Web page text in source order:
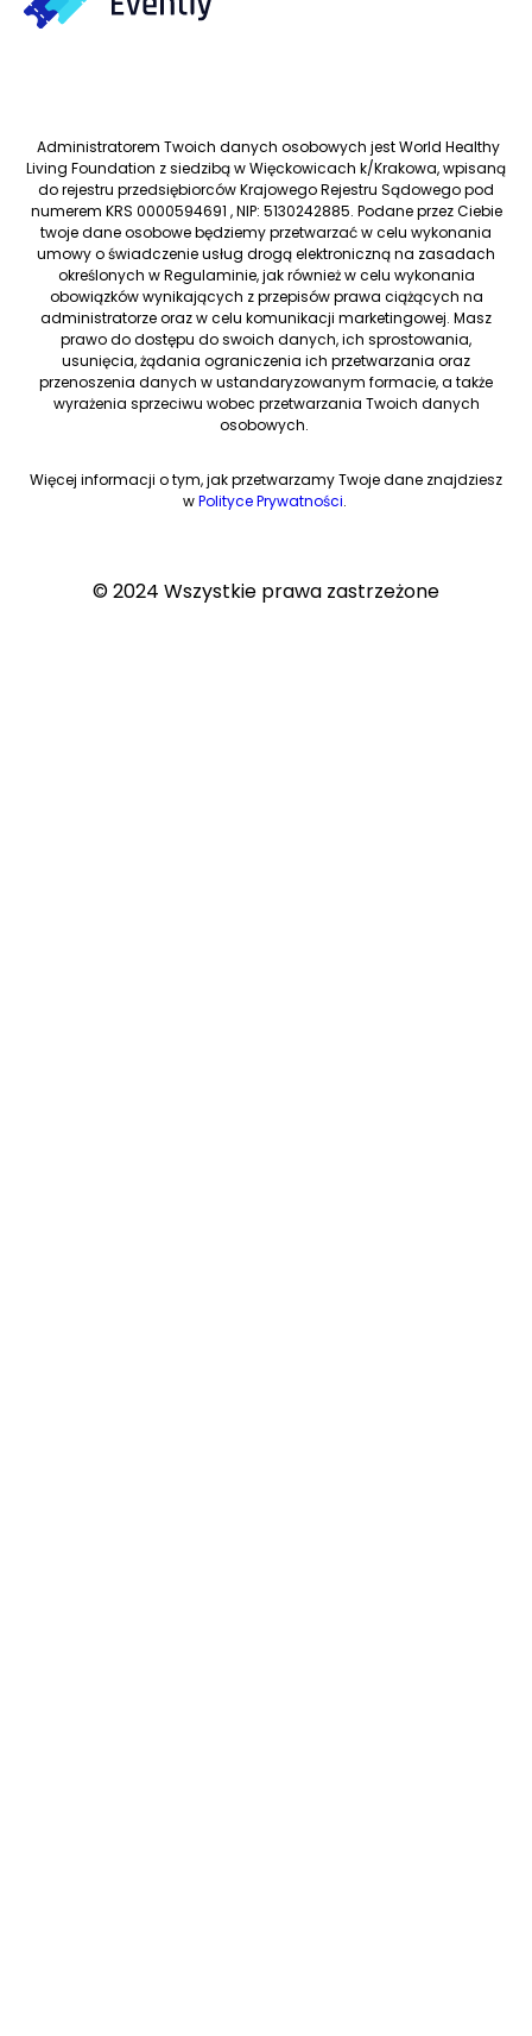
Administratorem Twoich danych osobowych jest World Healthy
Living Foundation z siedzibą w Więckowicach k/Krakowa, wpisaną
do rejestru przedsiębiorców Krajowego Rejestru Sądowego pod
numerem KRS 0000594691 , NIP: 5130242885. Podane przez Ciebie
twoje dane osobowe będziemy przetwarzać w celu wykonania
umowy o świadczenie usług drogą elektroniczną na zasadach
określonych w Regulaminie, jak również w celu wykonania
obowiązków wynikających z przepisów prawa ciążących na
administratorze oraz w celu komunikacji marketingowej. Masz
prawo do dostępu do swoich danych, ich sprostowania,
usunięcia, żądania ograniczenia ich przetwarzania oraz
przenoszenia danych w ustandaryzowanym formacie, a także
wyrażenia sprzeciwu wobec przetwarzania Twoich danych
osobowych.
Więcej informacji o tym, jak przetwarzamy Twoje dane znajdziesz
wPolityce Prywatności.
© 2024 Wszystkie prawa zastrzeżone